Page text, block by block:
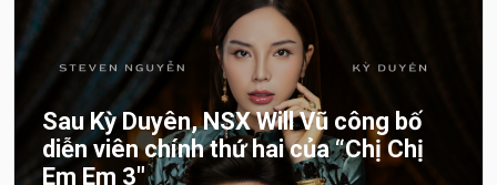
Sau Kỳ Duyên, NSX Will Vũ công bố
diễn viên chính thứ hai của “Chị Chị
Em Em 3″